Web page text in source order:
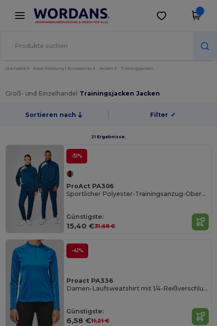
× Wordans App
Bessere Preise in der App!
App holen
Startseite Basic Kleidung | Accessoires Jacken Trainingsjacken
Groß- und Einzelhandel Trainingsjacken Jacken
Sortieren nach Filter ✓
21 Ergebnisse.
-51%
ProAct PA306
Sportlicher Polyester-Trainingsanzug-Oberteil
Günstigste:
15,40 €31,68 €
-41%
Proact PA336
Damen-Laufsweatshirt mit 1/4-Reißverschluss
Günstigste:
6,58 €11,21 €